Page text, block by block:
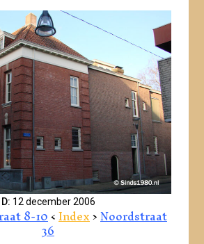
D: 12 december 2006
8-10<Index>Noordstraat
36